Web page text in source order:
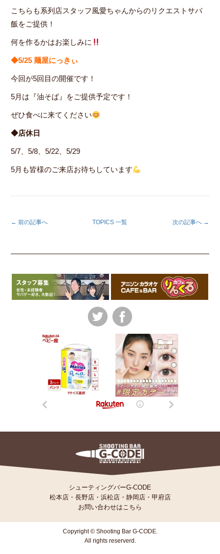
こちらも系列店スタッフ風愛ちゃんからのリクエストサバ
飯をご提供！
何を作るかはお楽しみに
◆5/25 麺屋にっきぃ
今回が5回目の開催です！
5月は『油そば』をご提供予定です！
ぜひ食べに来てください
◆店休日
5/7、5/8、5/22、5/29
5月も皆様のご来店お待ちしています
← 前の記事へ 次の記事へ →
TOPICS 一覧
シューティングバーG-CODE
松本店・ 長野店・ 浜松店・ 静岡店・ 甲府店
お問い合わせはこちら
Copyright © Shooting Bar G-CODE.
All rights reserverd.